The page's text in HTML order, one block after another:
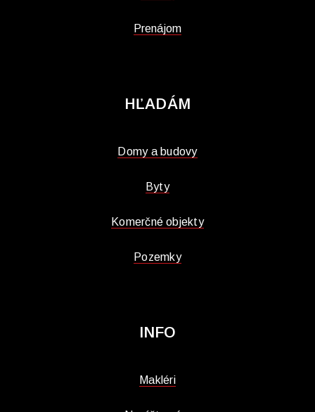
Prenájom
HĽADÁM
Domy a budovy
Byty
Komerčné objekty
Pozemky
INFO
Makléri